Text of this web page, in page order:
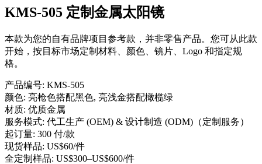
KMS-505 定制金属太阳镜
本款为您的自有品牌项目参考款，并非零售产品。您可从此款
开始，按目标市场定制材料、颜色、镜片、Logo 和指定规
格。
产品编号: KMS-505
颜色: 亮枪色搭配黑色, 亮浅金搭配橄榄绿
材质: 优质金属
服务模式: 代工生产 (OEM) & 设计制造 (ODM)（定制服务）
起订量: 300 付/款
现货样品: US$60/件
全定制样品: US$300–US$600/件